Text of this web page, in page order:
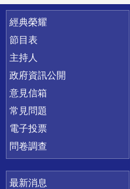
快速連結
經典榮耀
節目表
主持人
政府資訊公開
意見信箱
常見問題
電子投票
問卷調查
最新消息